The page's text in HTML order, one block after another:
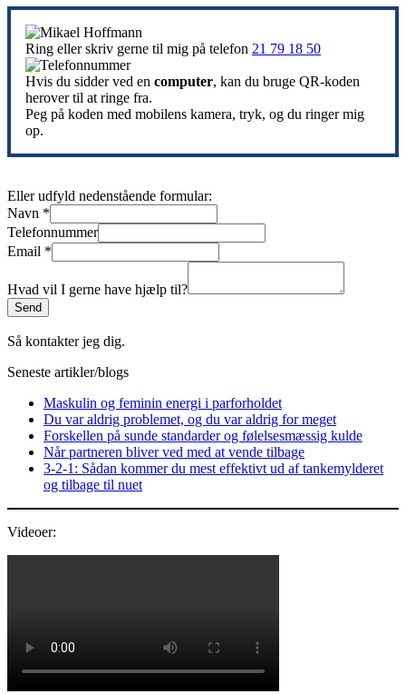
Ring eller skriv gerne til mig på telefon 21 79 18 50
Hvis du sidder ved en computer, kan du bruge QR-koden
herover til at ringe fra.
Peg på koden med mobilens kamera, tryk, og du ringer mig
op.
Eller udfyld nedenstående formular:
Navn *
Telefonnummer
Email *
Hvad vil I gerne have hjælp til?
Send
Så kontakter jeg dig.
Seneste artikler/blogs
Maskulin og feminin energi i parforholdet
Du var aldrig problemet, og du var aldrig for meget
Forskellen på sunde standarder og følelsesmæssig kulde
Når partneren bliver ved med at vende tilbage
3‑2‑1: Sådan kommer du mest effektivt ud af tankemylderet
og tilbage til nuet
Videoer: